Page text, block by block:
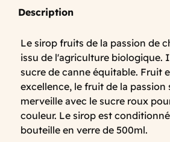
Description
Le sirop fruits de la passion de
issu de l'agriculture biologique.
sucre de canne équitable. Fruit
excellence, le fruit de la passion
merveille avec le sucre roux
couleur. Le sirop est
bouteille en verre de 500ml.